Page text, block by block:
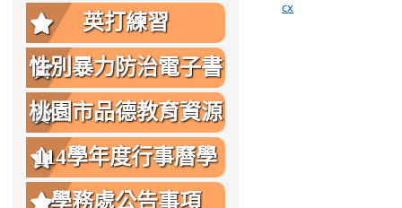
cx
英打練習
性別暴力防治電子書
桃園市品德教育資源
網
114學年度行事曆學
生版
學務處公告事項